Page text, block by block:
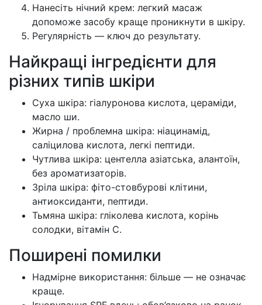
Нанесіть нічний крем: легкий масаж
допоможе засобу краще проникнути в шкіру.
Регулярність — ключ до результату.
Найкращі інгредієнти для
різних типів шкіри
Суха шкіра: гіалуронова кислота, церамiди,
масло ши.
Жирна / проблемна шкіра: ніацинамід,
саліцилова кислота, легкі пептиди.
Чутлива шкіра: центелла азіатська, алантоїн,
без ароматизаторів.
Зріла шкіра: фіто-стовбурові клітини,
антиоксиданти, пептиди.
Тьмяна шкіра: гліколева кислота, корінь
солодки, вітамін C.
Поширені помилки
Надмірне використання: більше — не означає
краще.